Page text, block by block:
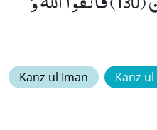
Kanz ul Iman Kanz